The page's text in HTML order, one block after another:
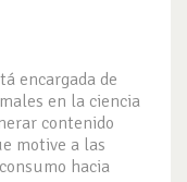
encargada de
en la ciencia
contenido
motive a las
hacia